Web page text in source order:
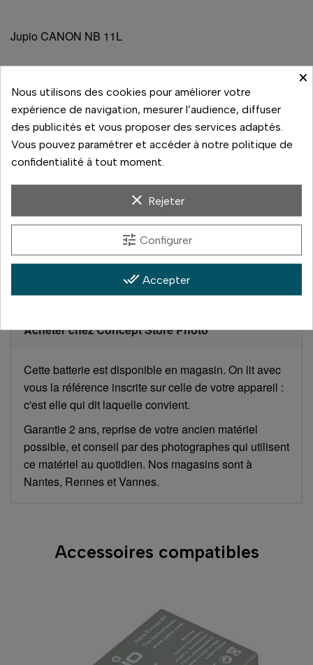
Jupio CANON NB 11L
À voir aussi sur la boutique
Les autres batteries de la marque. Chacune répond à
une référence précise : vérifiez celle inscrite sur la
batterie de votre appareil.
Batterie Hero 4(30 €)
(60 €)
Batterie BP-DC4(30 €)
Acheter chez Concept Store Photo
Cette batterie est disponible en magasin. On lit avec
vous la référence inscrite sur celle de votre appareil :
c'est elle qui dit laquelle convient.
Garantie 2 ans, reprise de votre ancien matériel
possible, et conseil par des photographes qui utilisent
ce matériel au quotidien. Nos magasins sont à
Nantes, Rennes et Vannes.
Accessoires compatibles
×
Nous utilisons des cookies pour améliorer votre
expérience de navigation, mesurer l’audience, diffuser
des publicités et vous proposer des services adaptés.
Vous pouvez paramétrer et accéder à notre politique de
confidentialité à tout moment.
clear Rejeter
tune Configurer
done_all Accepter